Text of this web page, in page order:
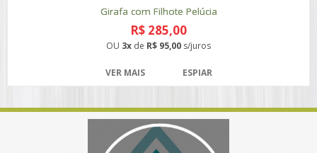
Girafa com Filhote Pelúcia
R$ 285,00
OU 3x de R$ 95,00 s/juros
VER MAIS ESPIAR